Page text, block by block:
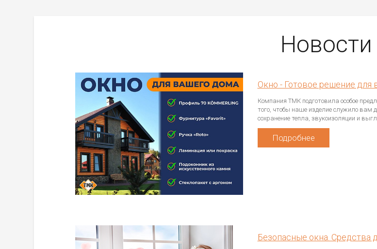
Новости
Окно - Готовое решение для
Компания ТМК подготовила особое
того, чтобы наше изделие служило вам
сохранение тепла, звукоизоляции и
Подробнее
Безопасные окна. Средства